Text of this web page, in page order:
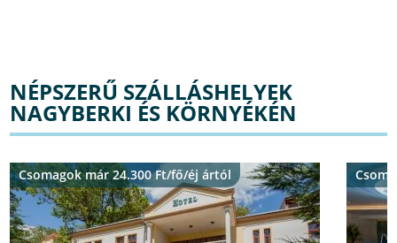
NÉPSZERŰ SZÁLLÁSHELYEK
NAGYBERKI ÉS KÖRNYÉKÉN
Csomagok már 24.300 Ft/fő/éj ártól